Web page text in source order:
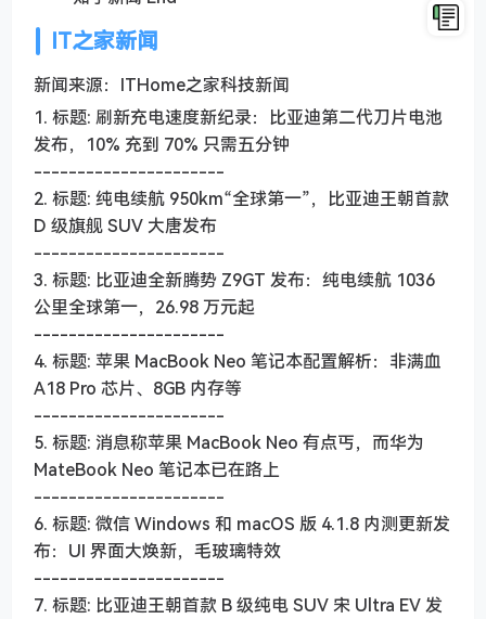
IT之家新闻
新闻来源：ITHome之家科技新闻
1. 标题: 刷新充电速度新纪录：比亚迪第二代刀片电池
发布，10% 充到 70% 只需五分钟
----------------------
2. 标题: 纯电续航 950km“全球第一”，比亚迪王朝首款
D 级旗舰 SUV 大唐发布
----------------------
3. 标题: 比亚迪全新腾势 Z9GT 发布：纯电续航 1036
公里全球第一，26.98 万元起
----------------------
4. 标题: 苹果 MacBook Neo 笔记本配置解析：非满血
A18 Pro 芯片、8GB 内存等
----------------------
5. 标题: 消息称苹果 MacBook Neo 有点丐，而华为
MateBook Neo 笔记本已在路上
----------------------
6. 标题: 微信 Windows 和 macOS 版 4.1.8 内测更新发
布：UI 界面大焕新，毛玻璃特效
----------------------
7. 标题: 比亚迪王朝首款 B 级纯电 SUV 宋 Ultra EV 发